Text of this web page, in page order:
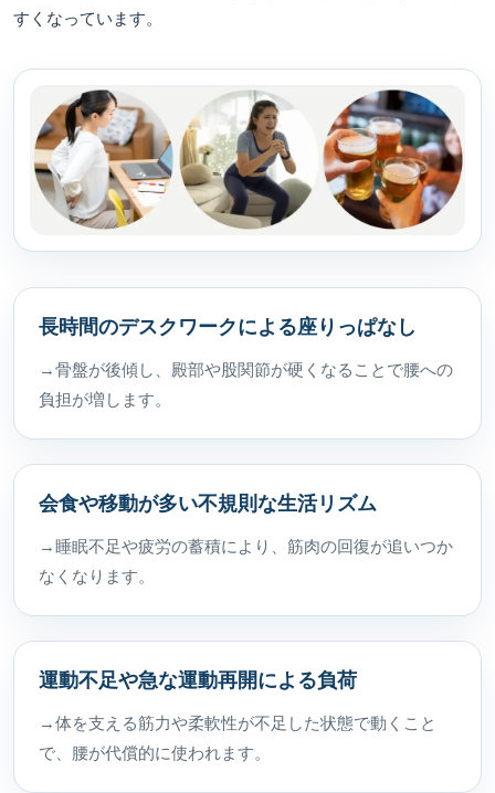
すくなっています。
長時間のデスクワークによる座りっぱなし
→骨盤が後傾し、殿部や股関節が硬くなることで腰への
負担が増します。
会食や移動が多い不規則な生活リズム
→睡眠不足や疲労の蓄積により、筋肉の回復が追いつか
なくなります。
運動不足や急な運動再開による負荷
→体を支える筋力や柔軟性が不足した状態で動くこと
で、腰が代償的に使われます。